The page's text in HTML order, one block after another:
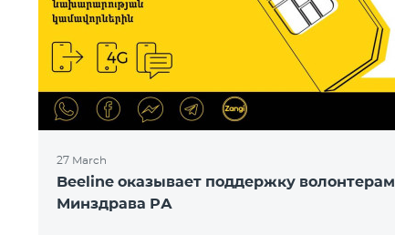
27 March
Beeline оказывает поддержку волонтерам
Минздрава РА